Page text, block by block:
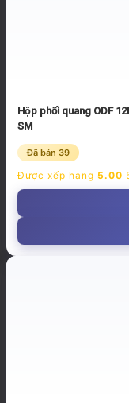
Hộp phối quang ODF
SM
Đã bán 39
Được xếp hạng 5.00